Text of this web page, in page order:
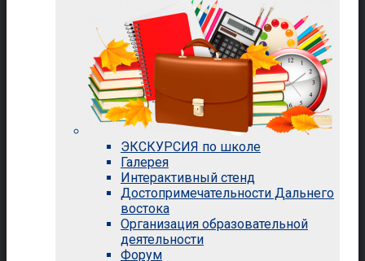
ЭКСКУРСИЯ по школе
Галерея
Интерактивный стенд
Достопримечательности Дальнего
востока
Организация образовательной
деятельности
Форум